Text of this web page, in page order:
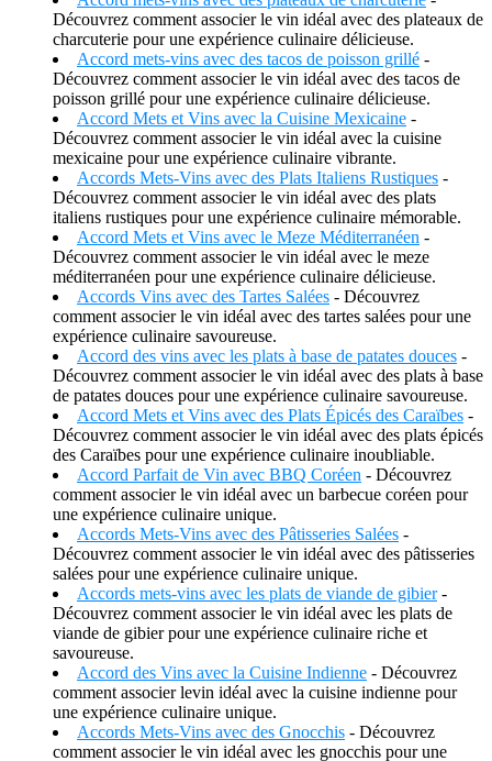
Découvrez comment associer le vin idéal avec des plateaux de
charcuterie pour une expérience culinaire délicieuse.
Accord mets-vins avec des tacos de poisson grillé -
Découvrez comment associer le vin idéal avec des tacos de
poisson grillé pour une expérience culinaire délicieuse.
Accord Mets et Vins avec la Cuisine Mexicaine -
Découvrez comment associer le vin idéal avec la cuisine
mexicaine pour une expérience culinaire vibrante.
Accords Mets-Vins avec des Plats Italiens Rustiques -
Découvrez comment associer le vin idéal avec des plats
italiens rustiques pour une expérience culinaire mémorable.
Accord Mets et Vins avec le Meze Méditerranéen -
Découvrez comment associer le vin idéal avec le meze
méditerranéen pour une expérience culinaire délicieuse.
Accords Vins avec des Tartes Salées - Découvrez
comment associer le vin idéal avec des tartes salées pour une
expérience culinaire savoureuse.
Accord des vins avec les plats à base de patates douces -
Découvrez comment associer le vin idéal avec des plats à base
de patates douces pour une expérience culinaire savoureuse.
Accord Mets et Vins avec des Plats Épicés des Caraïbes -
Découvrez comment associer le vin idéal avec des plats épicés
des Caraïbes pour une expérience culinaire inoubliable.
Accord Parfait de Vin avec BBQ Coréen - Découvrez
comment associer le vin idéal avec un barbecue coréen pour
une expérience culinaire unique.
Accords Mets-Vins avec des Pâtisseries Salées -
Découvrez comment associer le vin idéal avec des pâtisseries
salées pour une expérience culinaire unique.
Accords mets-vins avec les plats de viande de gibier-
Découvrez comment associer le vin idéal avec les plats de
viande de gibier pour une expérience culinaire riche et
savoureuse.
Accord des Vins avec la Cuisine Indienne - Découvrez
comment associer levin idéal avec la cuisine indienne pour
une expérience culinaire unique.
Accords Mets-Vins avec des Gnocchis - Découvrez
comment associer le vin idéal avec les gnocchis pour une